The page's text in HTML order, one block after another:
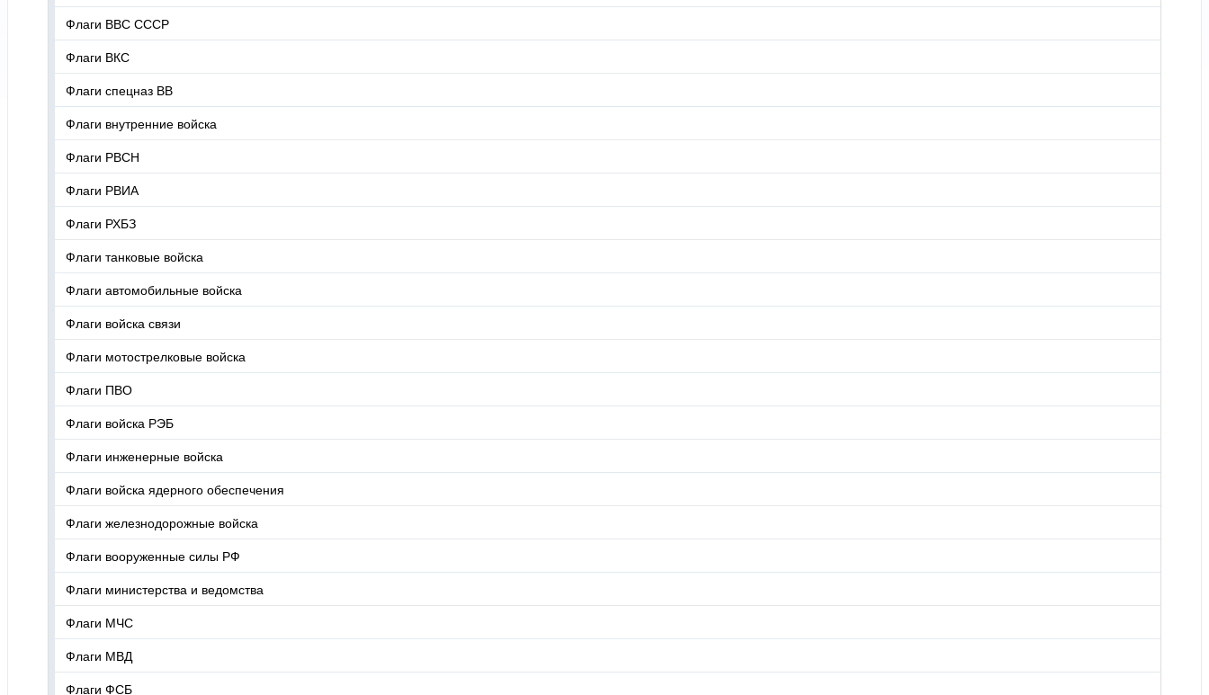
Флаги ВВС СССР
Флаги ВКС
Флаги спецназ ВВ
Флаги внутренние войска
Флаги РВСН
Флаги РВИА
Флаги РХБЗ
Флаги танковые войска
Флаги автомобильные войска
Флаги войска связи
Флаги мотострелковые войска
Флаги ПВО
Флаги войска РЭБ
Флаги инженерные войска
Флаги войска ядерного обеспечения
Флаги железнодорожные войска
Флаги вооруженные силы РФ
Флаги министерства и ведомства
Флаги МЧС
Флаги МВД
Флаги ФСБ